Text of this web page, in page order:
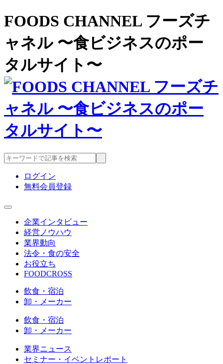
FOODS CHANNEL フーズチ
ャネル 〜食ビジネスのポー
タルサイト〜
ログイン
無料会員登録
企業インタビュー
経営ノウハウ
業界動向
法令・食の安全
お役立ち
FOODCROSS
飲食・宿泊
卸・メーカー
飲食・宿泊
卸・メーカー
業界ニュース
セミナー・イベントレポート